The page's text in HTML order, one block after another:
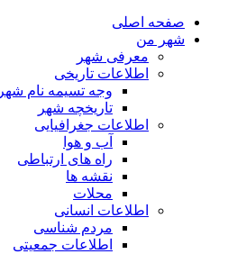
صفحه اصلی
شهر من
معرفی شهر
اطلاعات تاریخی
وجه تسیمه نام شهر
تاریخچه شهر
اطلاعات جغرافیایی
آب و هوا
راه های ارتباطی
نقشه ها
محلات
اطلاعات انسانی
مردم شناسی
اطلاعات جمعیتی